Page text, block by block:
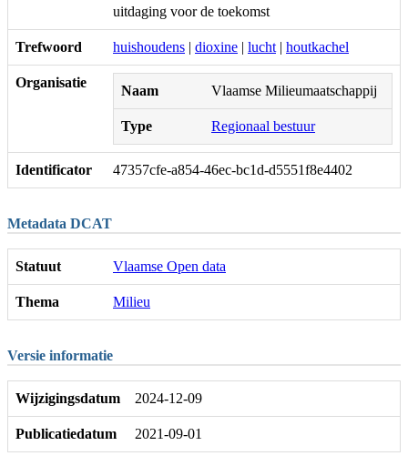
uitdaging voor de toekomst
Trefwoord huishoudens | dioxine | lucht | houtkachel
Organisatie
Naam Vlaamse Milieumaatschappij
Type Regionaal bestuur
Identificator 47357cfe-a854-46ec-bc1d-d5551f8e4402
Metadata DCAT
Statuut Vlaamse Open data
Thema Milieu
Versie informatie
Wijzigingsdatum 2024-12-09
Publicatiedatum 2021-09-01